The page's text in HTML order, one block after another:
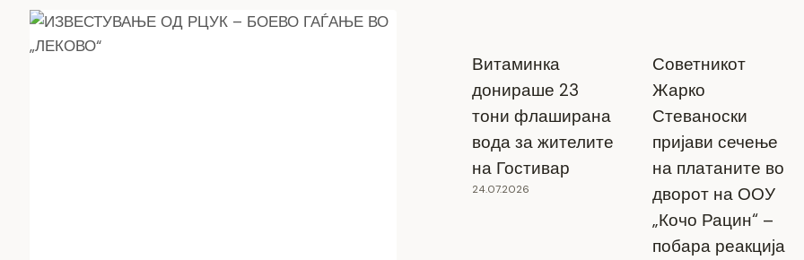
Витаминка
донираше 23
тони флаширана
вода за жителите
на Гостивар
24.07.2026
Советникот
Жарко
Стеваноски
пријави сечење
на платаните во
дворот на ООУ
„Кочо Рацин“ –
побара реакција